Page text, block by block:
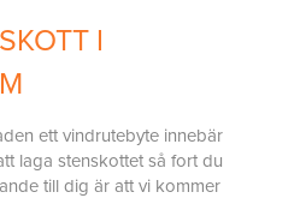
I
ett vindrutebyte innebär
laga stenskottet så fort du
till dig är att vi kommer